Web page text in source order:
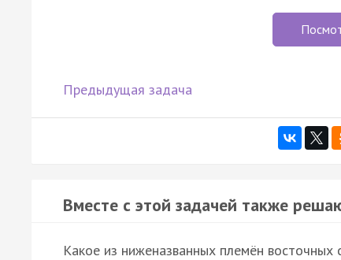
Предыдущая задача
Вместе с этой задачей также
Какое из ниженазванных племён